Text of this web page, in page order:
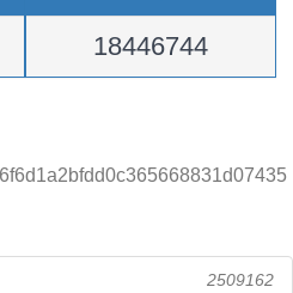
18446744
2509162